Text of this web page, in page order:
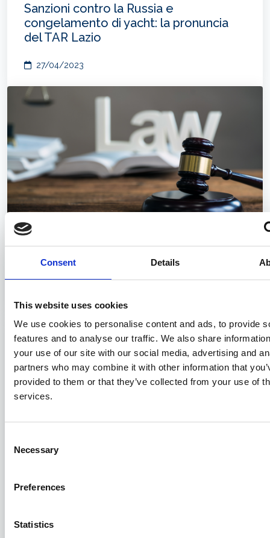
Consent Details
This website uses cookies
We use cookies to personalise content and ads, to provide
features and to analyse our traffic. We also share
your use of our site with our social media, advertising and
partners who may combine it with other information that
provided to them or that they’ve collected from your use of
services.
Selection
Necessary
Preferences
Statistics
Sanzioni contro la Russia e
congelamento di yacht: la pronuncia
del TAR Lazio
27/04/2023
istruttori del mare
Tregua fiscale per accise e sanzioni
doganali
27/04/2023